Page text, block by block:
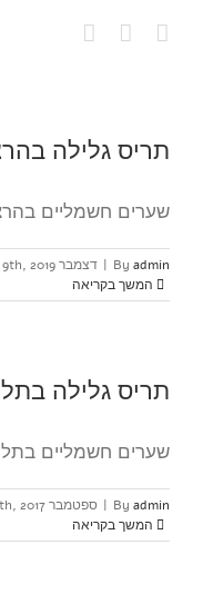
לתוכן
תריס גלילה
שערים חשמליים
By admin
| דצמבר 9th, 2019
המשך בקריאה
תריס גלילה
שערים חשמליים בתל
By admin
| ספטמבר 27th, 2017
המשך בקריאה